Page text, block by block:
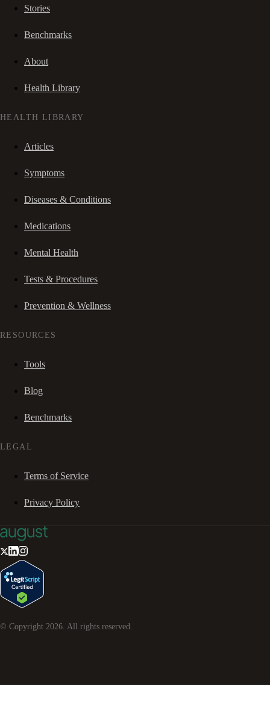
Stories
Benchmarks
About
Health Library
HEALTH LIBRARY
Articles
Symptoms
Diseases & Conditions
Medications
Mental Health
Tests & Procedures
Prevention & Wellness
RESOURCES
Tools
Blog
Benchmarks
LEGAL
Terms of Service
Privacy Policy
© Copyright 2026. All rights reserved.